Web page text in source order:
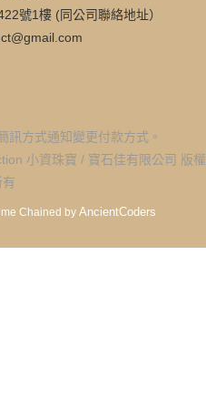
號1樓 (同公司聯絡地址）
訊方式通知變更付款方式。
小資珠寶 / 寶石佳有限公司 版權
有
Chained by AncientCoders